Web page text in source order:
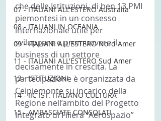
07 - ITALIANI ALL'ESTERO Australia
08 - ITALIANI IN OCEANIA
09 - ITALIANI ALL'ESTERO Nord Amer
11 - ITALIANI ALL'ESTERO Sud Amer
13 - ISTITUZIONI
14 - IIC IST. ITALIANO CULTURA
15 - AMBASCIATE CONSOLATI
che delle Istituzioni, di ben 13 PMI
piemontesi in un consesso
internazionale utile per
sviluppare e promuovere il
business di un settore
decisamente in crescita. La
partecipazione è organizzata da
Ceipiemonte su incarico della
Regione nell’ambito del Progetto
Integrato di Filiera “Aerospazio”